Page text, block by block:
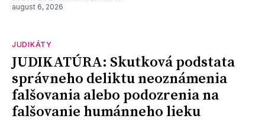
august 6, 2026
JUDIKÁTY
JUDIKATÚRA: Skutková podstata
správneho deliktu neoznámenia
falšovania alebo podozrenia na
falšovanie humánneho lieku